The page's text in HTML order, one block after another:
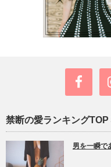
禁断の愛ランキングTOP
男を一瞬で